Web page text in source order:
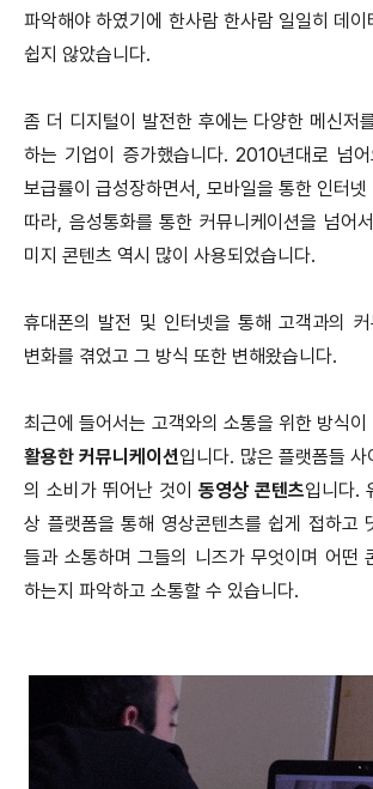
파악해야 하였기에 한사람 한사람 일일히 데
쉽지 않았습니다.
좀 더 디지털이 발전한 후에는 다양한 메신저
하는 기업이 증가했습니다. 2010년대로 넘어
보급률이 급성장하면서, 모바일을 통한 인터넷
따라, 음성통화를 통한 커뮤니케이션을 넘어
미지 콘텐츠 역시 많이 사용되었습니다.
휴대폰의 발전 및 인터넷을 통해 고객과의
변화를 겪었고 그 방식 또한 변해왔습니다.
최근에 들어서는 고객와의 소통을 위한 방식이
활용한 커뮤니케이션입니다. 많은 플랫폼들
의 소비가 뛰어난 것이 동영상 콘텐츠입니다.
상 플랫폼을 통해 영상콘텐츠를 쉽게 접하고
들과 소통하며 그들의 니즈가 무엇이며 어떤
하는지 파악하고 소통할 수 있습니다.